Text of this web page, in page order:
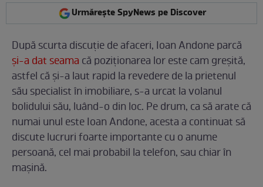
Urmărește SpyNews pe Discover
După scurta discuție de afaceri, Ioan Andone parcă
și-a dat seama că poziționarea lor este cam greșită,
astfel că și-a laut rapid la revedere de la prietenul
său specialist în imobiliare, s-a urcat la volanul
bolidului său, luând-o din loc. Pe drum, ca să arate că
numai unul este Ioan Andone, acesta a continuat să
discute lucruri foarte importante cu o anume
persoană, cel mai probabil la telefon, sau chiar în
mașină.